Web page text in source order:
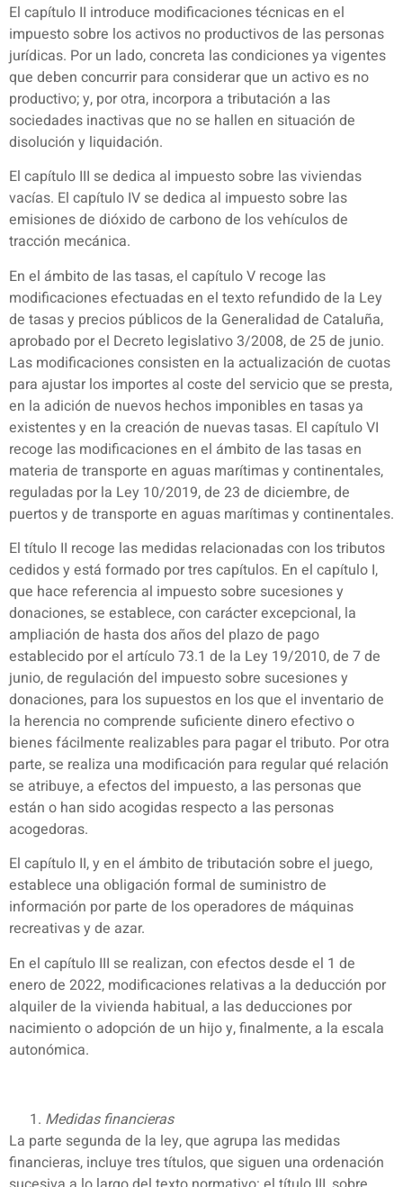
El capítulo II introduce modificaciones técnicas en el
impuesto sobre los activos no productivos de las personas
jurídicas. Por un lado, concreta las condiciones ya vigentes
que deben concurrir para considerar que un activo es no
productivo; y, por otra, incorpora a tributación a las
sociedades inactivas que no se hallen en situación de
disolución y liquidación.
El capítulo III se dedica al impuesto sobre las viviendas
vacías. El capítulo IV se dedica al impuesto sobre las
emisiones de dióxido de carbono de los vehículos de
tracción mecánica.
En el ámbito de las tasas, el capítulo V recoge las
modificaciones efectuadas en el texto refundido de la Ley
de tasas y precios públicos de la Generalidad de Cataluña,
aprobado por el Decreto legislativo 3/2008, de 25 de junio.
Las modificaciones consisten en la actualización de cuotas
para ajustar los importes al coste del servicio que se presta,
en la adición de nuevos hechos imponibles en tasas ya
existentes y en la creación de nuevas tasas. El capítulo VI
recoge las modificaciones en el ámbito de las tasas en
materia de transporte en aguas marítimas y continentales,
reguladas por la Ley 10/2019, de 23 de diciembre, de
puertos y de transporte en aguas marítimas y continentales.
El título II recoge las medidas relacionadas con los tributos
cedidos y está formado por tres capítulos. En el capítulo I,
que hace referencia al impuesto sobre sucesiones y
donaciones, se establece, con carácter excepcional, la
ampliación de hasta dos años del plazo de pago
establecido por el artículo 73.1 de la Ley 19/2010, de 7 de
junio, de regulación del impuesto sobre sucesiones y
donaciones, para los supuestos en los que el inventario de
la herencia no comprende suficiente dinero efectivo o
bienes fácilmente realizables para pagar el tributo. Por otra
parte, se realiza una modificación para regular qué relación
se atribuye, a efectos del impuesto, a las personas que
están o han sido acogidas respecto a las personas
acogedoras.
El capítulo II, y en el ámbito de tributación sobre el juego,
establece una obligación formal de suministro de
información por parte de los operadores de máquinas
recreativas y de azar.
En el capítulo III se realizan, con efectos desde el 1 de
enero de 2022, modificaciones relativas a la deducción por
alquiler de la vivienda habitual, a las deducciones por
nacimiento o adopción de un hijo y, finalmente, a la escala
autonómica.
Medidas financieras
La parte segunda de la ley, que agrupa las medidas
financieras, incluye tres títulos, que siguen una ordenación